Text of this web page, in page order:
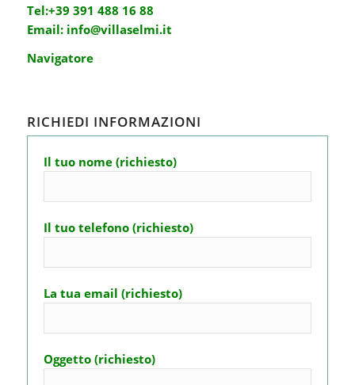
Tel:+39 391 488 16 88
Email: info@villaselmi.it
Navigatore
RICHIEDI INFORMAZIONI
Il tuo nome (richiesto)
Il tuo telefono (richiesto)
La tua email (richiesto)
Oggetto (richiesto)